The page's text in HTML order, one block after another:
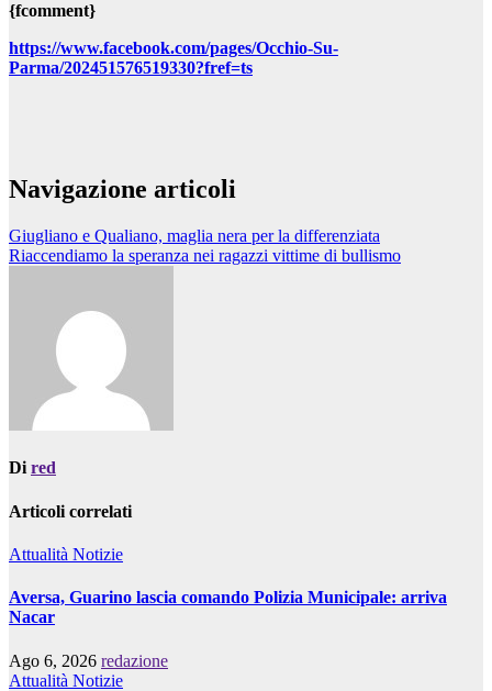
{fcomment}
https://www.facebook.com/pages/Occhio-Su-
Parma/202451576519330?fref=ts
Navigazione articoli
Giugliano e Qualiano, maglia nera per la differenziata
Riaccendiamo la speranza nei ragazzi vittime di bullismo
Dired
Articoli correlati
Attualità Notizie
Aversa, Guarino lascia comando Polizia Municipale: arriva
Nacar
Ago 6, 2026 redazione
Attualità Notizie